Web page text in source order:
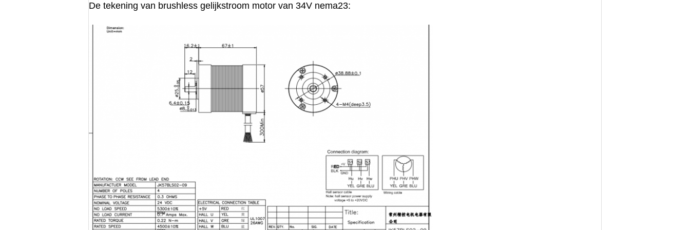
De tekening van brushless gelijkstroom motor van 34V nema23: